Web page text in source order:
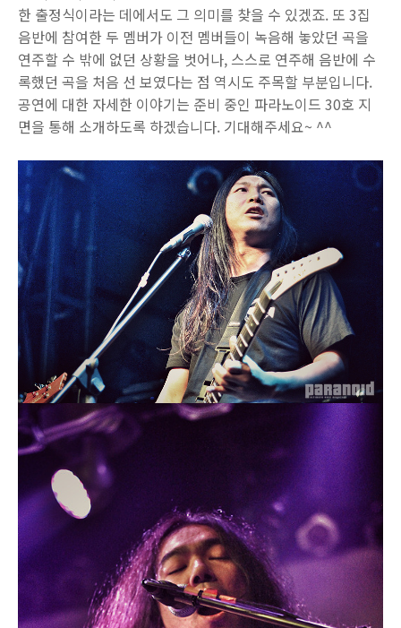
한 출정식이라는 데에서도 그 의미를 찾을 수 있겠죠. 또 3집
음반에 참여한 두 멤버가 이전 멤버들이 녹음해 놓았던 곡을
연주할 수 밖에 없던 상황을 벗어나, 스스로 연주해 음반에 수
록했던 곡을 처음 선 보였다는 점 역시도 주목할 부분입니다.
공연에 대한 자세한 이야기는 준비 중인 파라노이드 30호 지
면을 통해 소개하도록 하겠습니다. 기대해주세요~ ^^